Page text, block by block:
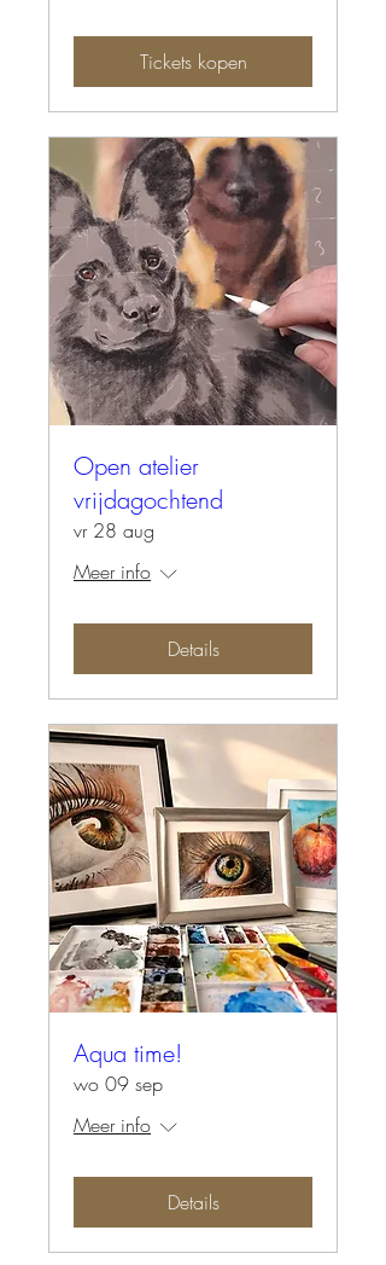
Tickets kopen
Open atelier
vrijdagochtend
vr 28 aug
Meer info
Details
Aqua time!
wo 09 sep
Meer info
Details